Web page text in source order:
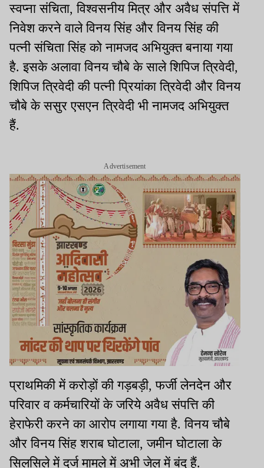
स्वप्ना संचिता, विश्वसनीय मित्र और अवैध संपत्ति में
निवेश करने वाले विनय सिंह और विनय सिंह की
पत्नी संचिता सिंह को नामजद अभियुक्त बनाया गया
है. इसके अलावा विनय चौबे के साले शिपिज त्रिवेदी,
शिपिज त्रिवेदी की पत्नी प्रियांका त्रिवेदी और विनय
चौबे के ससुर एसएन त्रिवेदी भी नामजद अभियुक्त
हैं.
Advertisement
प्राथमिकी में करोड़ों की गड़बड़ी, फर्जी लेनदेन और
परिवार व कर्मचारियों के जरिये अवैध संपत्ति की
हेराफेरी करने का आरोप लगाया गया है. विनय चौबे
और विनय सिंह शराब घोटाला, जमीन घोटाला के
सिलसिले में दर्ज मामले में अभी जेल में बंद हैं.